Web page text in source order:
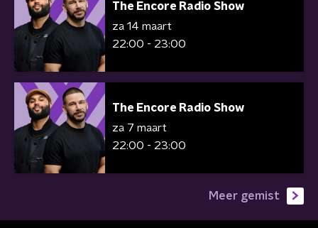
The Encore Radio Show
za 14 maart
22:00 - 23:00
The Encore Radio Show
za 7 maart
22:00 - 23:00
Meer gemist